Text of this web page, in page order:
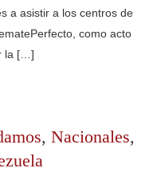
a asistir a los centros de
como acto
la […]
, Nacionales,